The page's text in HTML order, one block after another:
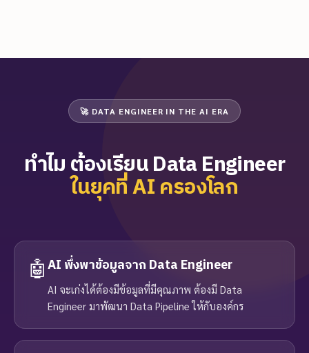
🚀 DATA ENGINEER IN THE AI ERA
ทำไม ต้องเรียน Data Engineer
ในยุคที่ AI ครองโลก
🤖AI พึ่งพาข้อมูลจาก Data Engineer
AI จะเก่งได้ต้องมีข้อมูลที่มีคุณภาพ ต้องมี Data
Engineer มาพัฒนา Data Pipeline ให้กับองค์กร